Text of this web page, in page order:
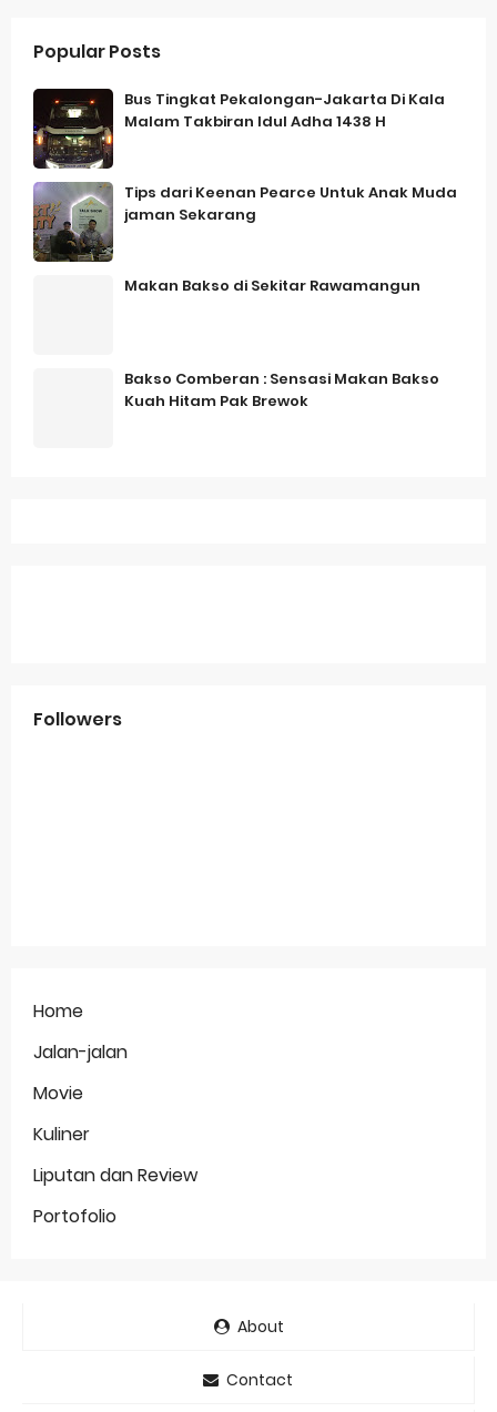
Popular Posts
Bus Tingkat Pekalongan-Jakarta Di Kala
Malam Takbiran Idul Adha 1438 H
Tips dari Keenan Pearce Untuk Anak Muda
jaman Sekarang
Makan Bakso di Sekitar Rawamangun
Bakso Comberan : Sensasi Makan Bakso
Kuah Hitam Pak Brewok
Followers
Home
Jalan-jalan
Movie
Kuliner
Liputan dan Review
Portofolio
About
Contact